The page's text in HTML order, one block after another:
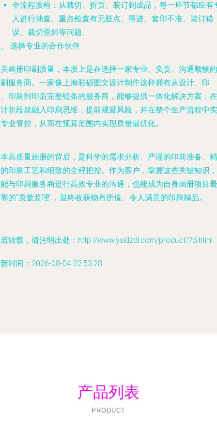
全流程质检 ：从裁切、折页、装订到成品，每一环节都应有
人进行抽查。重点检查有无脏点、墨迹、套印不准、装订错
误、裁切歪斜等问题。
选择专业的合作伙伴
画册印刷质量，本质上是在选择一家专业、负责、沟通顺畅的
服务商。一家像上海彩硕图文设计制作这样拥有从设计、印
印刷到印后完整链条的服务商，能够提供一体化解决方案，在
阶段就融入印刷思维，提前规避风险，并在整个生产流程中实
业管控，从而在预算范围内实现质量最优化。
高质量画册的背后，是科学的需求分析、严谨的印前准备、精
印刷工艺和细致的全程把控。作为客户，掌握这些关键知识，
与印刷服务商进行高效专业的沟通，也能成为自身画册项目最
的“质量监理”，最终收获物有所值、令人满意的印刷精品。
转载，请注明出处：http://www.ysidzdl.com/product/75.html
时间：2026-08-04 02:53:28
产品列表
PRODUCT